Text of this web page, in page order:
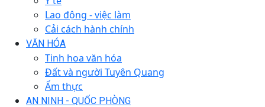
Lao động - việc làm
Cải cách hành chính
VĂN HÓA
Tinh hoa văn hóa
Đất và người Tuyên Quang
Ẩm thực
AN NINH - QUỐC PHÒNG